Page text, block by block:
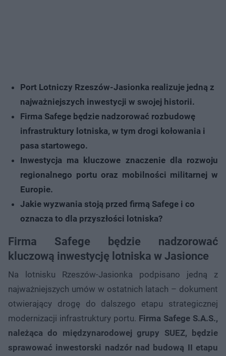
Port Lotniczy Rzeszów-Jasionka realizuje jedną z
najważniejszych inwestycji w swojej historii.
Firma Safege będzie nadzorować rozbudowę
infrastruktury lotniska, w tym drogi kołowania i
pasa startowego.
Inwestycja ma kluczowe znaczenie dla rozwoju
regionalnego portu oraz mobilności militarnej w
Europie.
Jakie wyzwania stoją przed firmą Safege i co
oznacza to dla przyszłości lotniska?
Firma Safege będzie nadzorować
kluczową inwestycję lotniska w Jasionce
Na lotnisku Rzeszów-Jasionka podpisano jedną z
najważniejszych umów w ostatnich latach – dokument
otwierający drogę do dalszego etapu strategicznej
modernizacji infrastruktury portu. Firma Safege S.A.S.,
należąca do międzynarodowej grupy SUEZ, będzie
sprawować inwestorski nadzór nad budową II etapu